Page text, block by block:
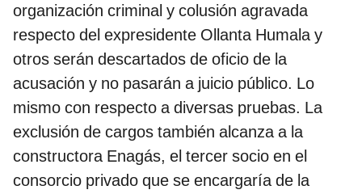
organización criminal y colusión agravada
respecto del expresidente Ollanta Humala y
otros serán descartados de oficio de la
acusación y no pasarán a juicio público. Lo
mismo con respecto a diversas pruebas. La
exclusión de cargos también alcanza a la
constructora Enagás, el tercer socio en el
consorcio privado que se encargaría de la